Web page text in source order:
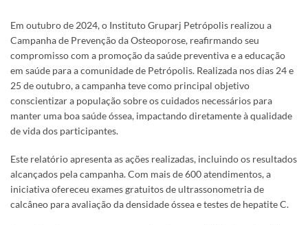
Em outubro de 2024, o Instituto Gruparj Petrópolis realizou a
Campanha de Prevenção da Osteoporose, reafirmando seu
compromisso com a promoção da saúde preventiva e a educação
em saúde para a comunidade de Petrópolis. Realizada nos dias 24 e
25 de outubro, a campanha teve como principal objetivo
conscientizar a população sobre os cuidados necessários para
manter uma boa saúde óssea, impactando diretamente à qualidade
de vida dos participantes.
Este relatório apresenta as ações realizadas, incluindo os resultados
alcançados pela campanha. Com mais de 600 atendimentos, a
iniciativa ofereceu exames gratuitos de ultrassonometria de
calcâneo para avaliação da densidade óssea e testes de hepatite C.